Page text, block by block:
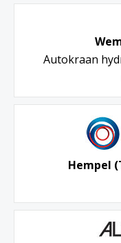
Autokraan
Hempel